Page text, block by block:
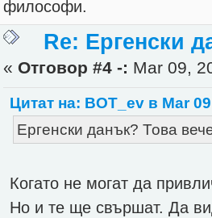
философи.
Re: Ергенски
« Отговор #4 -: Mar 09,
Цитат на: BOT_ev в Mar
Ергенски данък? Това
Когато не могат да
Но и те ще свършат. Да